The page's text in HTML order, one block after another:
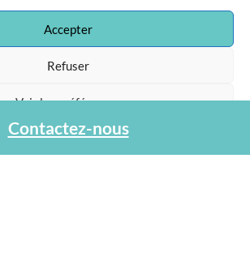
Accepter
Refuser
Voir les préférences
Protection des données personnelles
Contactez-nous